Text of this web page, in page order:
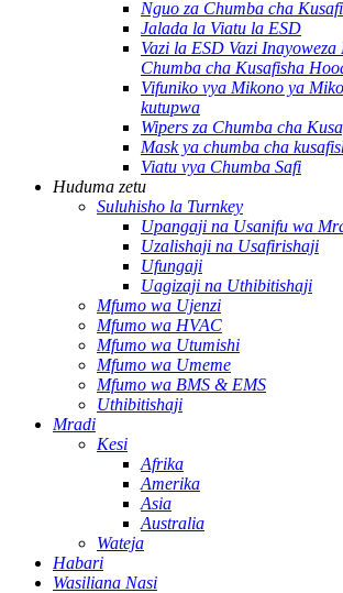
Nguo za Chumba cha
Jalada la Viatu la ESD
Vazi la ESD Vazi
Chumba cha Kusafisha
Vifuniko vya Mikono ya
kutupwa
Wipers za Chumba cha
Mask ya chumba cha
Viatu vya Chumba Safi
Huduma zetu
Suluhisho la Turnkey
Upangaji na Usanifu wa
Uzalishaji na Usafirishaji
Ufungaji
Uagizaji na Uthibitishaji
Mfumo wa Ujenzi
Mfumo wa HVAC
Mfumo wa Utumishi
Mfumo wa Umeme
Mfumo wa BMS & EMS
Uthibitishaji
Mradi
Kesi
Afrika
Amerika
Asia
Australia
Wateja
Habari
Wasiliana Nasi